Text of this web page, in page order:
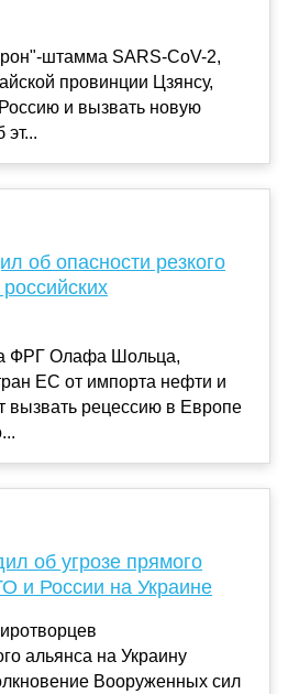
штамма SARS-CoV-2,
провинции Цзянсу,
и вызвать новую
об опасности резкого
ФРГ Олафа Шольца,
ЕС от импорта нефти и
вызвать рецессию в Европе
об угрозе прямого
и России на Украине
альянса на Украину
Вооруженных сил